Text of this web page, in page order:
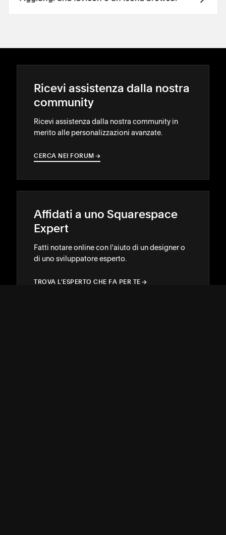
Ricevi assistenza dalla nostra
community
Ricevi assistenza dalla nostra community in
merito alle personalizzazioni avanzate.
CERCA NEI FORUM →
→
Affidati a uno Squarespace
Expert
Fatti notare online con l'aiuto di un designer o
di uno sviluppatore esperto.
TROVA L'ESPERTO CHE FA PER TE →
→